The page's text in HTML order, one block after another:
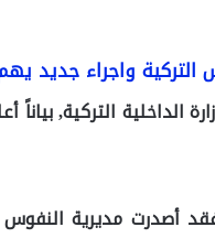
واجراء جديد
الداخلية التركية,